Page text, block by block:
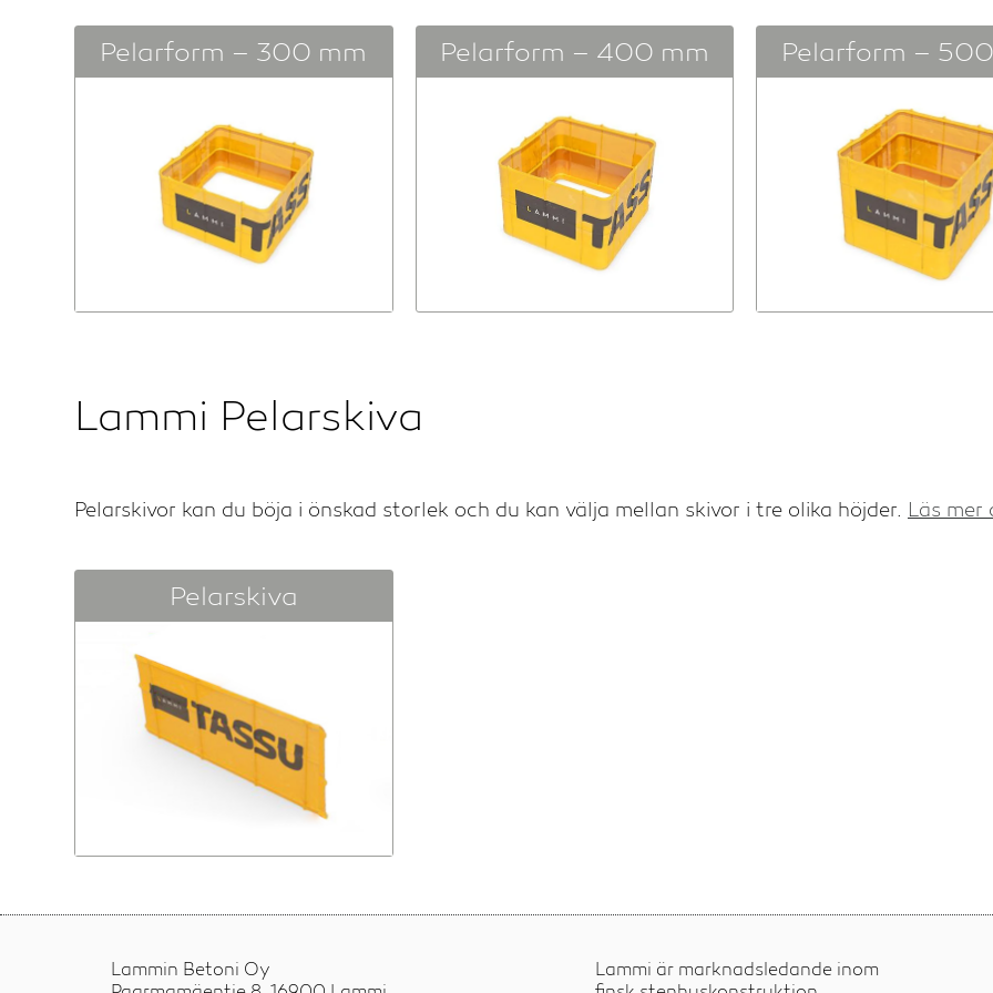
Pelarform – 300 mm Pelarform – 400 mm Pelarform –
Lammi Pelarskiva
Pelarskivor kan du böja i önskad storlek och du kan välja mellan skivor i tre olika höjder. Läs mer
Pelarskiva
Lammin Betoni Oy
Lammi är marknadsledande inom